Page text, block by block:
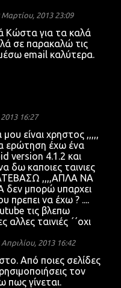
Μαρτίου, 2013 23:09
Κώστα για τα καλά
σε παρακαλώ τις
email καλύτερα.
16:27
είναι χρηστος ,,,,,
ερώτηση έχω ένα
version 4.1.2 και
δω καποιες ταινιες
,,,,ΑΠΛΑ ΝΑ
μπορώ υπαρχει
πρεπει να έχω ? ....
τις βλεπω
αλλες ταινιές ΄΄οχι
Απριλίου, 2013 16:42
Από ποιες σελίδες
τον
πως γίνεται.